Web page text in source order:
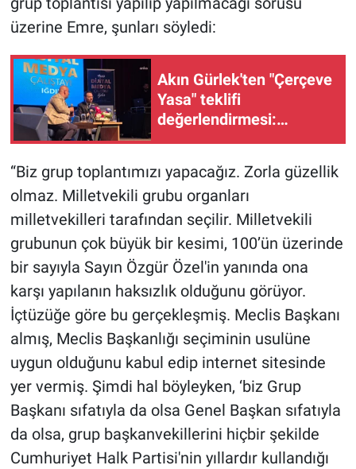
üzerine Emre, şunları söyledi:
Akın Gürlek'ten "Çerçeve
Yasa" teklifi
değerlendirmesi:
“Türkiye pazar günü
uyanacak”
“Biz grup toplantımızı yapacağız. Zorla güzellik
olmaz. Milletvekili grubu organları
milletvekilleri tarafından seçilir. Milletvekili
grubunun çok büyük bir kesimi, 100’ün üzerinde
bir sayıyla Sayın Özgür Özel'in yanında ona
karşı yapılanın haksızlık olduğunu görüyor.
İçtüzüğe göre bu gerçekleşmiş. Meclis Başkanı
almış, Meclis Başkanlığı seçiminin usulüne
uygun olduğunu kabul edip internet sitesinde
yer vermiş. Şimdi hal böyleyken, ‘biz Grup
Başkanı sıfatıyla da olsa Genel Başkan sıfatıyla
da olsa, grup başkanvekillerini hiçbir şekilde
Cumhuriyet Halk Partisi'nin yıllardır kullandığı